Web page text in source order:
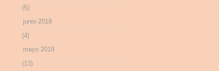
(5)
junio 2019
(4)
mayo 2019
(13)